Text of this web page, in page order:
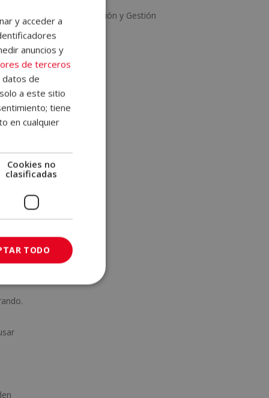
Administración y Gestión
y acceder a
anuncios y
de terceros
datos de
a este sitio
tiene
en cualquier
Cookies no
clasificadas
TODO